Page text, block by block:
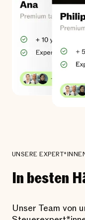
UNSERE
In besten
Unser Team von